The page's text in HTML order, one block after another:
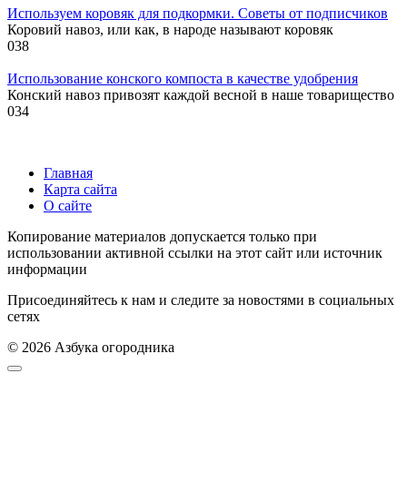
Используем коровяк для подкормки. Советы от подписчиков
Коровий навоз, или как, в народе называют коровяк
038
Использование конского компоста в качестве удобрения
Конский навоз привозят каждой весной в наше товарищество
034
Главная
Карта сайта
О сайте
Копирование материалов допускается только при
использовании активной ссылки на этот сайт или источник
информации
Присоединяйтесь к нам и следите за новостями в социальных
сетях
© 2026 Азбука огородника